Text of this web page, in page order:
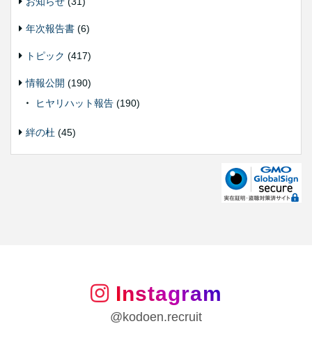
年次報告書 (6)
トピック (417)
情報公開 (190)
ヒヤリハット報告 (190)
絆の杜 (45)
Instagram
@kodoen.recruit